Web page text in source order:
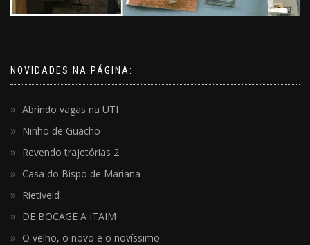
NOVIDADES NA PÁGINA:
Abrindo vagas na UTI
Ninho de Guacho
Revendo trajetórias 2
Casa do Bispo de Mariana
Rietiveld
DE BOCAGE A ITAIM
O velho, o novo e o novíssimo